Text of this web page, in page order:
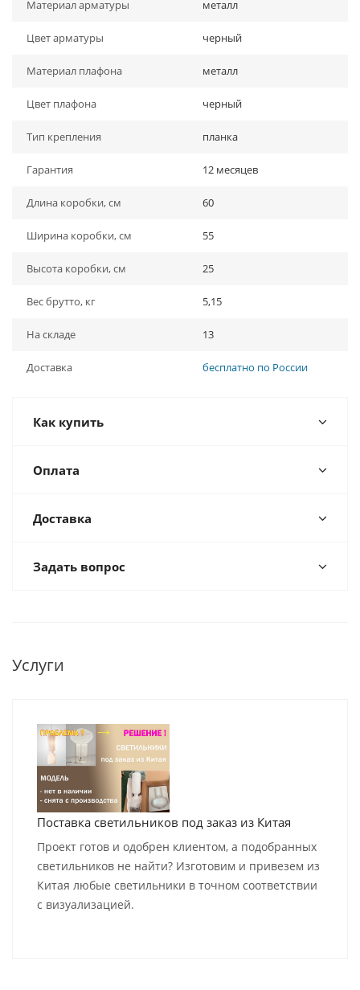
Материал арматуры металл
Цвет арматуры черный
Материал плафона металл
Цвет плафона черный
Тип крепления планка
Гарантия 12 месяцев
Длина коробки, см 60
Ширина коробки, см 55
Высота коробки, см 25
Вес брутто, кг 5,15
На складе 13
Доставка бесплатно по России
Как купить
Оплата
Доставка
Задать вопрос
Услуги
Поставка светильников под заказ из Китая
Проект готов и одобрен клиентом, а подобранных
светильников не найти? Изготовим и привезем из
Китая любые светильники в точном соответствии
с визуализацией.